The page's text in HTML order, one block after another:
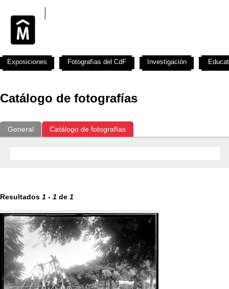
Catálogo de fotografías
General Catálogo de fotografías
Resultados 1 - 1 de 1
Exposiciones Fotografías del CdF Investigación